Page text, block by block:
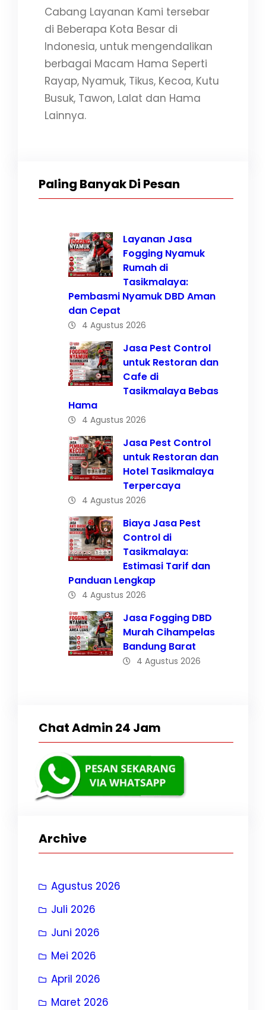
Cabang Layanan Kami tersebar
di Beberapa Kota Besar di
Indonesia, untuk mengendalikan
berbagai Macam Hama Seperti
Rayap, Nyamuk, Tikus, Kecoa, Kutu
Busuk, Tawon, Lalat dan Hama
Lainnya.
Paling Banyak Di Pesan
Layanan Jasa
Fogging Nyamuk
Rumah di
Tasikmalaya:
Pembasmi Nyamuk DBD Aman
dan Cepat
4 Agustus 2026
Jasa Pest Control
untuk Restoran dan
Cafe di
Tasikmalaya Bebas
Hama
4 Agustus 2026
Jasa Pest Control
untuk Restoran dan
Hotel Tasikmalaya
Terpercaya
4 Agustus 2026
Biaya Jasa Pest
Control di
Tasikmalaya:
Estimasi Tarif dan
Panduan Lengkap
4 Agustus 2026
Jasa Fogging DBD
Murah Cihampelas
Bandung Barat
4 Agustus 2026
Chat Admin 24 Jam
Archive
Agustus 2026
Juli 2026
Juni 2026
Mei 2026
April 2026
Maret 2026